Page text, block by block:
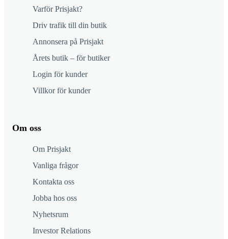
Varför Prisjakt?
Driv trafik till din butik
Annonsera på Prisjakt
Årets butik – för butiker
Login för kunder
Villkor för kunder
Om oss
Om Prisjakt
Vanliga frågor
Kontakta oss
Jobba hos oss
Nyhetsrum
Investor Relations